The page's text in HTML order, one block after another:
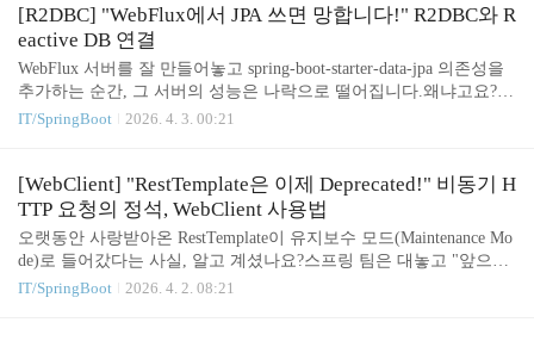
ctionFactory를 보고 알아서 빈을 등록해 주지만, 명시적으로 알고 있
어야 합니다.JDBC의 PlatformTransactionManager가 아니라, R2dbcTra
nsactionManager가 필요합니다.@Configuration@EnableTransactionMa
nagement // 트랜잭션 관리 활성화public class ..
[R2DBC] "WebFlux에서 JPA 쓰면 망합니다!" R2DBC와 R
eactive DB 연결
WebFlux 서버를 잘 만들어놓고 spring-boot-starter-data-jpa 의존성을
추가하는 순간, 그 서버의 성능은 나락으로 떨어집니다.왜냐고요? W
ebFlux는 적은 수의 쓰레드(이벤트 루프)로 돌아가는데, JPA가 쿼리
리는 R2DBC라는 새로운 친구를 사귀어야 합니다.1. R2DBC가 뭔가
요?Reactive Relational Database Connectivity의 약자입니다.MySQL, P
ostgreSQL, H2 같은 관계형 DB를 논블로킹(Non-Blocking) 방식으로
사용할 수 있게 해주는 표준 API입니다. JDBC: 결과가 나올 때까지
IT/SpringBoot 2026. 4. 3. 00:21
[WebClient] "RestTemplate은 이제 Deprecated!" 비동기 H
TTP 요청의 정석, WebClient 사용법
오랫동안 사랑받아온 RestTemplate이 유지보수 모드(Maintenance Mo
de)로 들어갔다는 사실, 알고 계셨나요?스프링 팀은 대놓고 "앞으로
는 WebClient를 쓰세요"라고 권장합니다.이유는 단순합니다. RestTe
IT/SpringBoot 2026. 4. 2. 08:21